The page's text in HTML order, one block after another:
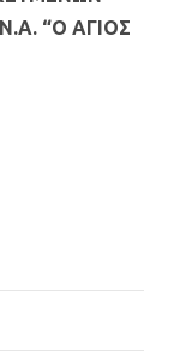
“Ο ΑΓΙΟΣ